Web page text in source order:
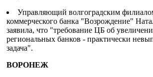
Управляющий волгоградским
коммерческого банка "Возрождение"
заявила, что "требование ЦБ об
региональных банков - практически
задача".
ВОРОНЕЖ